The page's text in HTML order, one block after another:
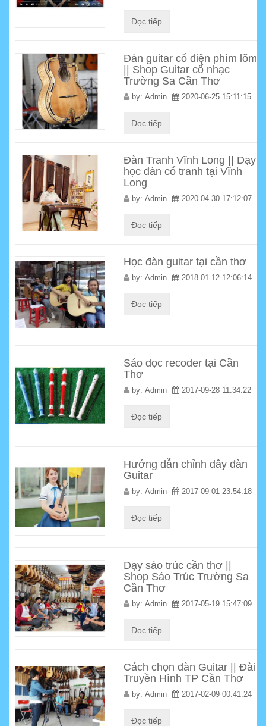
Đọc tiếp
Đàn guitar cổ điện phím lõm
|| Shop Guitar cổ nhạc
Trường Sa Cần Thơ
by: Admin 2020-06-25 15:11:15
Đọc tiếp
Đàn Tranh Vĩnh Long || Dạy
học đàn cổ tranh tại Vĩnh
Long
by: Admin 2020-04-30 17:12:07
Đọc tiếp
Học đàn guitar tại cần thơ
by: Admin 2018-01-12 12:06:14
Đọc tiếp
Sáo dọc recoder tại Cần
Thơ
by: Admin 2017-09-28 11:34:22
Đọc tiếp
Hướng dẫn chỉnh dây đàn
Guitar
by: Admin 2017-09-01 23:54:18
Đọc tiếp
Dạy sáo trúc cần thơ ||
Shop Sáo Trúc Trường Sa
Cần Thơ
by: Admin 2017-05-19 15:47:09
Đọc tiếp
Cách chọn đàn Guitar || Đài
Truyền Hình TP Cần Thơ
by: Admin 2017-02-09 00:41:24
Đọc tiếp